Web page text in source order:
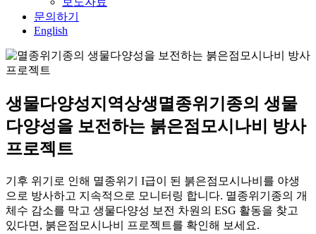
문의하기
English
생물다양성지역상생멸종위기종의 생물
다양성을 보전하는 붉은점모시나비 방사
프로젝트
기후 위기로 인해 멸종위기 I급이 된 붉은점모시나비를 야생
으로 방사하고 지속적으로 모니터링 합니다. 멸종위기종의 개
체수 감소를 막고 생물다양성 보전 차원의 ESG 활동을 찾고
있다면, 붉은점모시나비 프로젝트를 확인해 보세요.